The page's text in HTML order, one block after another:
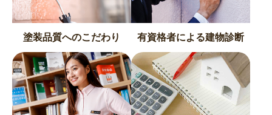
塗装品質へのこだわり 有資格者による建物診断